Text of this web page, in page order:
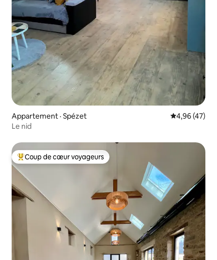
Appartement · Spézet Note
4,96 (47)
Le nid
Coup de cœur voyageurs parmi les plus aimés
Coup de cœur voyageurs